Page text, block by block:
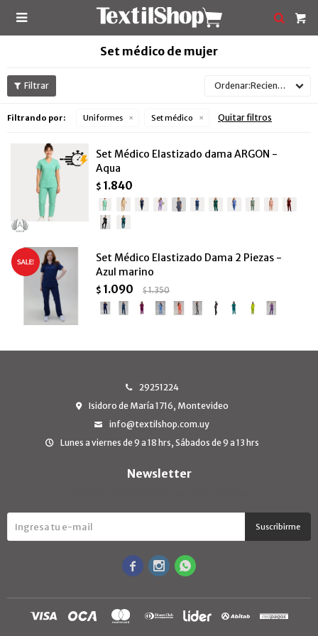

Set médico de mujer
Recientes
Filtrando por: Uniformes Set médico Quitar filtros
Set Médico Elastizado dama ARGON -
Aqua
$ 1.840
Set Médico Elastizado Dama 2 Piezas -
Azul marino
$ 1.090 $1.350
29251224
Isidoro de María 1716, Montevideo
info@textilshop.com.uy
Lunes a viernes de 9 a 18 hrs, Sábados de 9 a 13 hrs
Newsletter
Suscribirme
  